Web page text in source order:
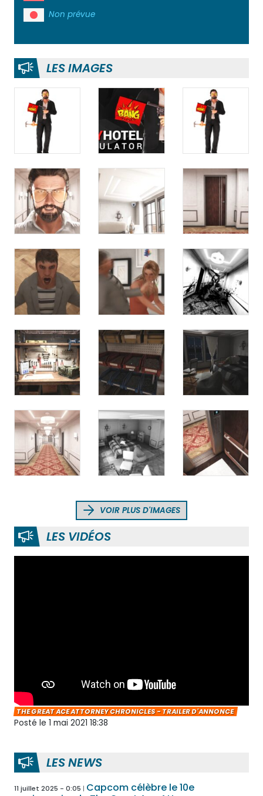
Non prévue
LES IMAGES
VOIR PLUS D'IMAGES
LES VIDÉOS
THE GREAT ACE ATTORNEY CHRONICLES - TRAILER D'ANNONCE
Posté le 1 mai 2021 18:38
LES NEWS
11 juillet 2025 - 0:05
Capcom célèbre le 10e